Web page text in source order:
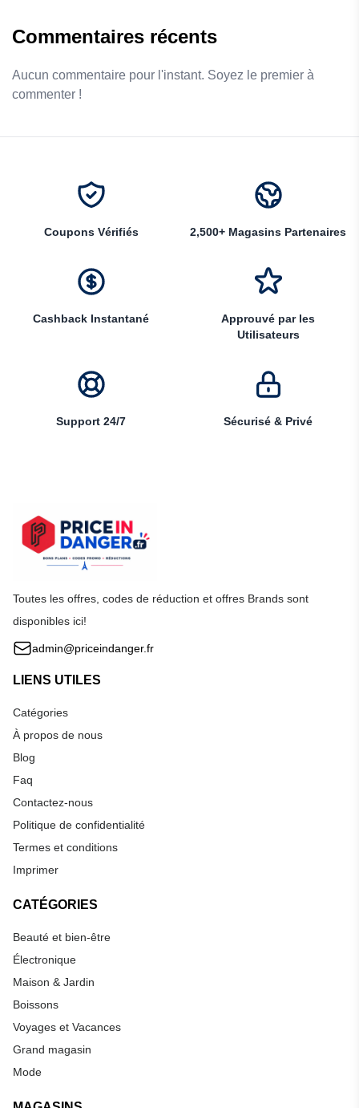
Commentaires récents
Aucun commentaire pour l'instant. Soyez le premier à
commenter !
Coupons Vérifiés 2,500+ Magasins Partenaires
Cashback Instantané
Approuvé par les
Utilisateurs
Support 24/7 Sécurisé & Privé
Toutes les offres, codes de réduction et offres Brands sont
disponibles ici!
admin@priceindanger.fr
LIENS UTILES
Catégories
À propos de nous
Blog
Faq
Contactez-nous
Politique de confidentialité
Termes et conditions
Imprimer
CATÉGORIES
Beauté et bien-être
Électronique
Maison & Jardin
Boissons
Voyages et Vacances
Grand magasin
Mode